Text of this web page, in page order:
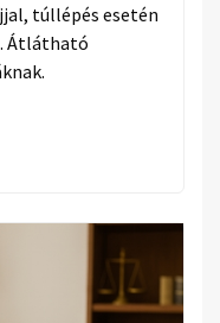
túllépés esetén
Átlátható